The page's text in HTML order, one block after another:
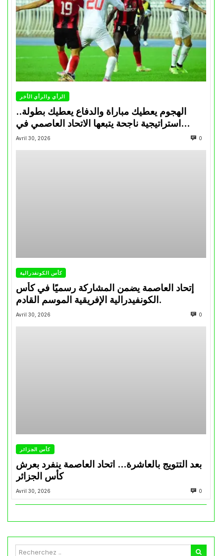
الرأي والرأي الأخر
الهجوم يعطيك مباراة والدفاع يعطيك بطولة..
استراتيجية ناجحة يتبعها الاتحاد العاصمي في
تتويجاته آخر السنوات
Avril 30, 2026 0
كأس الكونفدرالية
إتحاد العاصمة يضمن المشاركة رسميًا في كأس
الكونفيدرالية الإفريقية الموسم القادم.
Avril 30, 2026 0
كأس الجزائر
بعد التتويج بالعاشرة… اتحاد العاصمة ينفرد بعرش
كأس الجزائر
Avril 30, 2026 0